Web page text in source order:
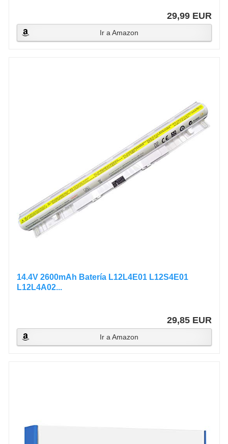
29,99 EUR
Ir a Amazon
14.4V 2600mAh Batería L12L4E01 L12S4E01
L12L4A02...
29,85 EUR
Ir a Amazon